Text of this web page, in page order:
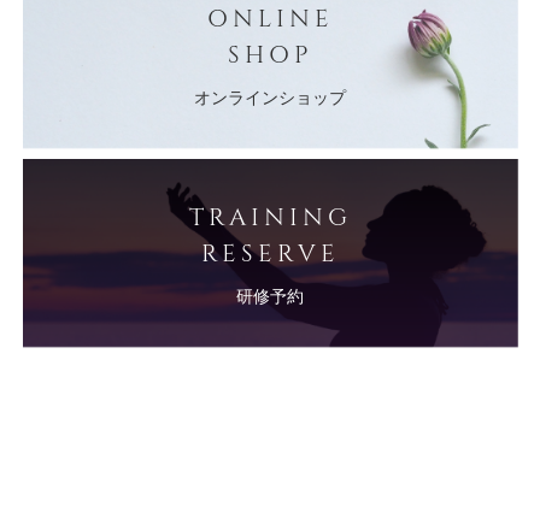
ONLINE
SHOP
オンラインショップ
TRAINING
RESERVE
研修予約